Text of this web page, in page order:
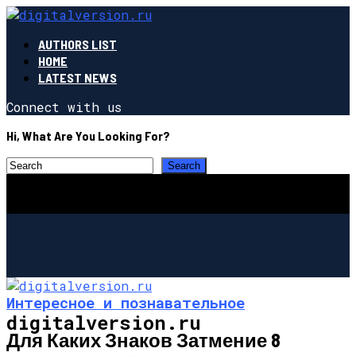
AUTHORS LIST
HOME
LATEST NEWS
Connect with us
Hi, What Are You Looking For?
digitalversion.ru
Интересное и познавательное
Для Каких Знаков Затмение 8